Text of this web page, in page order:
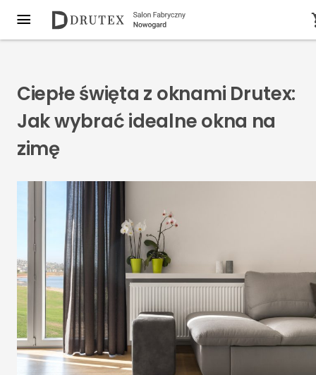
Ciepłe święta z oknami Drutex:
Jak wybrać idealne okna na
zimę